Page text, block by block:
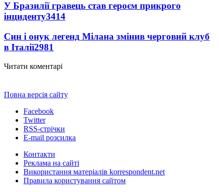
У Бразилії гравець став героєм прикрого
інциденту3414
Син і онук легенд Мілана змінив черговий клуб
в Італії2981
Читати коментарі
Повна версія сайту
Facebook
Twitter
RSS-стрічки
E-mail розсилка
Контакти
Реклама на сайті
Використання матеріалів korrespondent.net
Правила користування сайтом